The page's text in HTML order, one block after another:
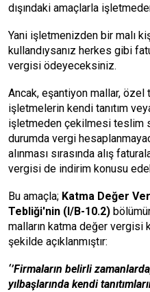
dışındaki amaçlarla
Yani işletmenizden bir malı
kullandıysanız herkes gibi
vergisi ödeyeceksiniz.
Ancak, eşantiyon mallar, özel
işletmelerin kendi tanıtım
işletmeden çekilmesi teslim
durumda vergi
alınması sırasında alış
vergisi de indirim konusu
Bu amaçla; Katma Değer
Tebliği'nin (I/B-10.2)
malların katma değer vergisi
şekilde açıklanmıştır:
‘’Firmaların belirli
yılbaşlarında kendi